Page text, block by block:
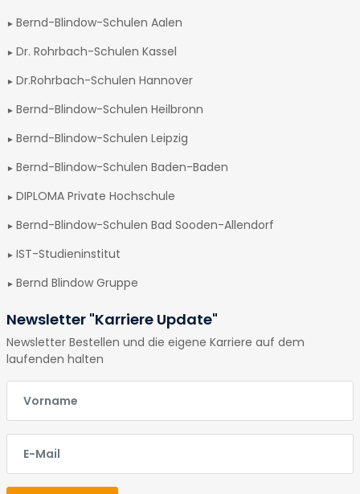
Bernd-Blindow-Schulen Aalen
Dr. Rohrbach-Schulen Kassel
Dr.Rohrbach-Schulen Hannover
Bernd-Blindow-Schulen Heilbronn
Bernd-Blindow-Schulen Leipzig
Bernd-Blindow-Schulen Baden-Baden
DIPLOMA Private Hochschule
Bernd-Blindow-Schulen Bad Sooden-Allendorf
IST-Studieninstitut
Bernd Blindow Gruppe
Newsletter "Karriere Update"
Newsletter Bestellen und die eigene Karriere auf dem
laufenden halten